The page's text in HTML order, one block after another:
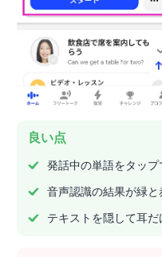
良い点
発話中の単語をタップ
音声認識の結果が緑
テキストを隠して耳